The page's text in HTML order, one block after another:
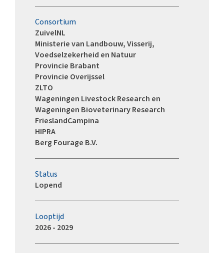
Consortium
ZuivelNL
Ministerie van Landbouw, Visserij,
Voedselzekerheid en Natuur
Provincie Brabant
Provincie Overijssel
ZLTO
Wageningen Livestock Research en
Wageningen Bioveterinary Research
FrieslandCampina
HIPRA
Berg Fourage B.V.
Status
Lopend
Looptijd
2026 - 2029